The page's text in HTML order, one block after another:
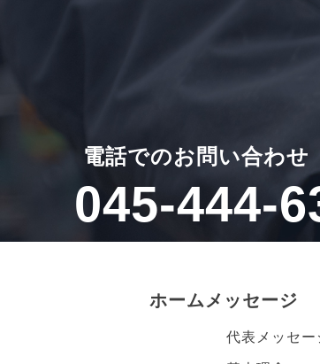
電話でのお問い合わせ
045-444-
ホーム メッセージ
代表メッセー